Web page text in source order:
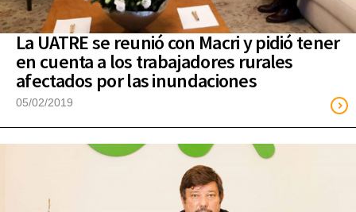
La UATRE se reunió con Macri y pidió tener
en cuenta a los trabajadores rurales
afectados por las inundaciones
05/02/2019